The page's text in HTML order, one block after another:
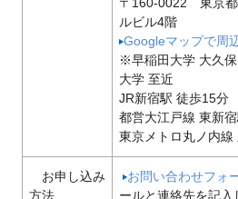
ルビル4階
Googleマップで周
※早稲田大学 大久
大学 至近
JR新宿駅 徒歩15分
都営大江戸線 東新
東京メトロ丸ノ内
お申し込み
方法
お問い合わせフォ
ールと連絡先を記入